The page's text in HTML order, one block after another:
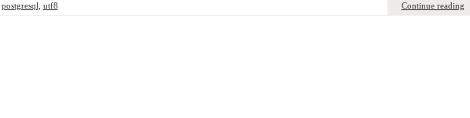
postgresql utf8 Continue reading